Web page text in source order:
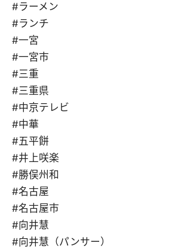
#ラーメン
#ランチ
#一宮
#一宮市
#三重
#三重県
#中京テレビ
#中華
#五平餅
#井上咲楽
#勝俣州和
#名古屋
#名古屋市
#向井慧
#向井慧（パンサー）